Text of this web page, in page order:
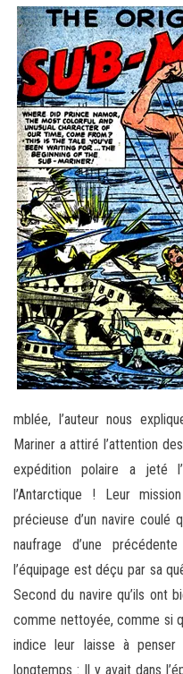
mblée, l’auteur nous
Mariner a attiré l’attention
expédition polaire a jeté
l’Antarctique ! Leur
précieuse d’un navire coulé
naufrage d’une
l’équipage est déçu par sa
Second du navire qu’ils ont
comme nettoyée, comme si
indice leur laisse à
longtemps : Il y avait dans